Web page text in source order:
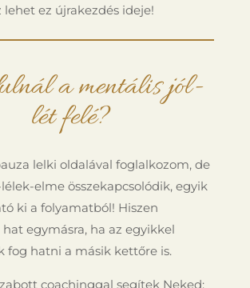
lehet ez újrakezdés ideje!
a mentális jól-
lét felé?
lelki oldalával foglalkozom, de
elme összekapcsolódik, egyik
ki a folyamatból! Hiszen
egymásra, ha az egyikkel
fog hatni a másik kettőre is.
coachinggal segítek Neked: